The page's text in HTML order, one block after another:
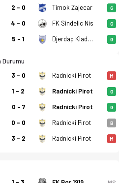
2 - 0 Timok Zajecar G
4 - 0 FK Sindelic Nis G
5 - 1 Djerdap Kladovo G
Durumu
3 - 0 Radnicki Pirot M
1 - 2 Radnicki Pirot G
0 - 7 Radnicki Pirot G
0 - 0 Radnicki Pirot B
3 - 2 Radnicki Pirot M